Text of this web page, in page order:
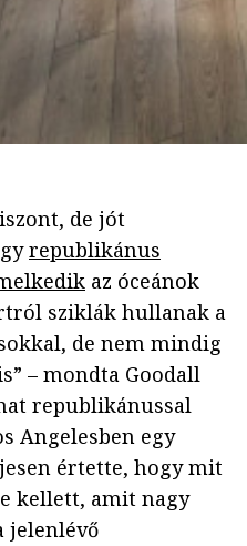
de jót
republikánus
az óceánok
sziklák hullanak a
de nem mindig
– mondta Goodall
republikánussal
Angelesben egy
értette, hogy mit
kellett, amit nagy
jelenlévő